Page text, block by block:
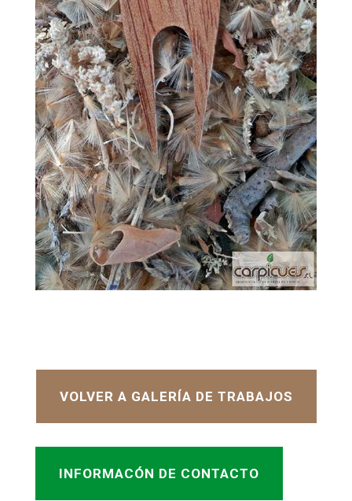
VOLVER A GALERÍA DE TRABAJOS
INFORMACÓN DE CONTACTO